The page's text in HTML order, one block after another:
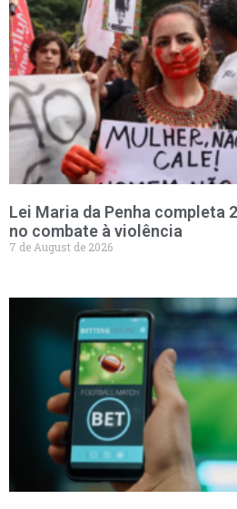
Lei Maria da Penha completa
no combate à violência
7 de August de 2026